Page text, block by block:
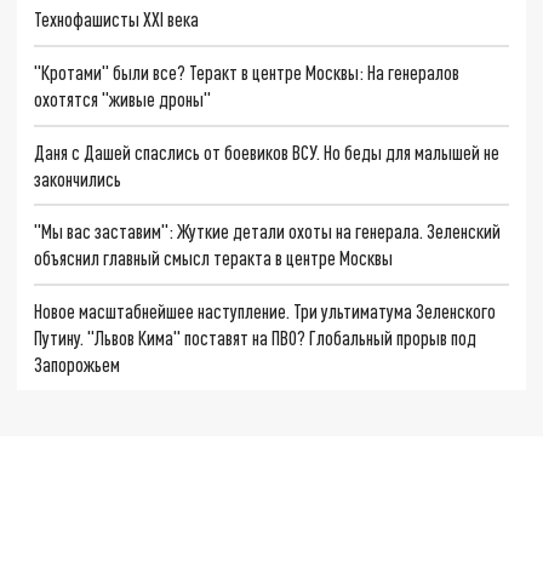
Технофашисты XXI века
"Кротами" были все? Теракт в центре Москвы: На генералов
охотятся "живые дроны"
Даня с Дашей спаслись от боевиков ВСУ. Но беды для малышей не
закончились
"Мы вас заставим": Жуткие детали охоты на генерала. Зеленский
объяснил главный смысл теракта в центре Москвы
Новое масштабнейшее наступление. Три ультиматума Зеленского
Путину. "Львов Кима" поставят на ПВО? Глобальный прорыв под
Запорожьем